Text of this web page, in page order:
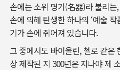
손에는 소위 명기(名器)라 불리는,
손에 의해 탄생한 하나의 ‘예술
기가 손에 쥐어져 있습니다.
그 중에서도 바이올린, 첼로 같은
상 제작된 지 300년은 지나야 제